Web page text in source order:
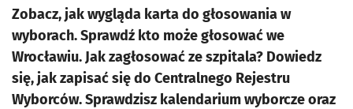
Zobacz, jak wygląda karta do głosowania w
wyborach. Sprawdź kto może głosować we
Wrocławiu. Jak zagłosować ze szpitala? Dowiedz
się, jak zapisać się do Centralnego Rejestru
Wyborców. Sprawdzisz kalendarium wyborcze oraz